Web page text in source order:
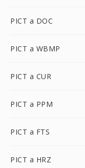
PICT a DOC
PICT a WBMP
PICT a CUR
PICT a PPM
PICT a FTS
PICT a HRZ